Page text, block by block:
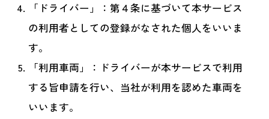
「ドライバー」：第４条に基づいて本サービス
の利用者としての登録がなされた個人をいいま
す。
「利用車両」：ドライバーが本サービスで利用
する旨申請を行い、当社が利用を認めた車両を
いいます。